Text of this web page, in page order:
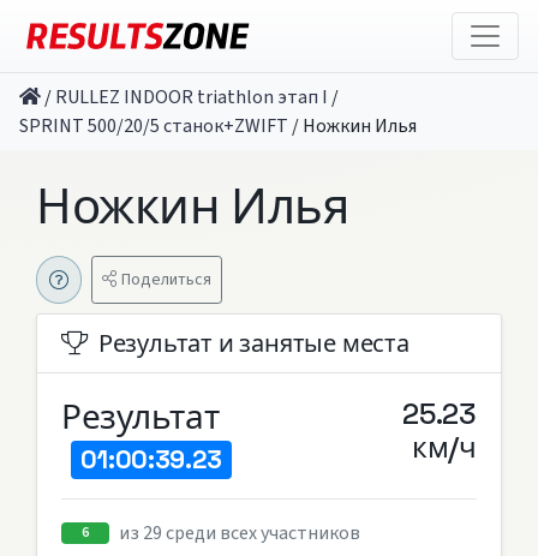
/RULLEZ INDOOR triathlon этап I /
SPRINT 500/20/5 станок+ZWIFT /Ножкин Илья
Ножкин Илья
Поделиться
Результат и занятые места
Результат
01:00:39.23
25.23
км/ч
6 из 29 среди всех участников